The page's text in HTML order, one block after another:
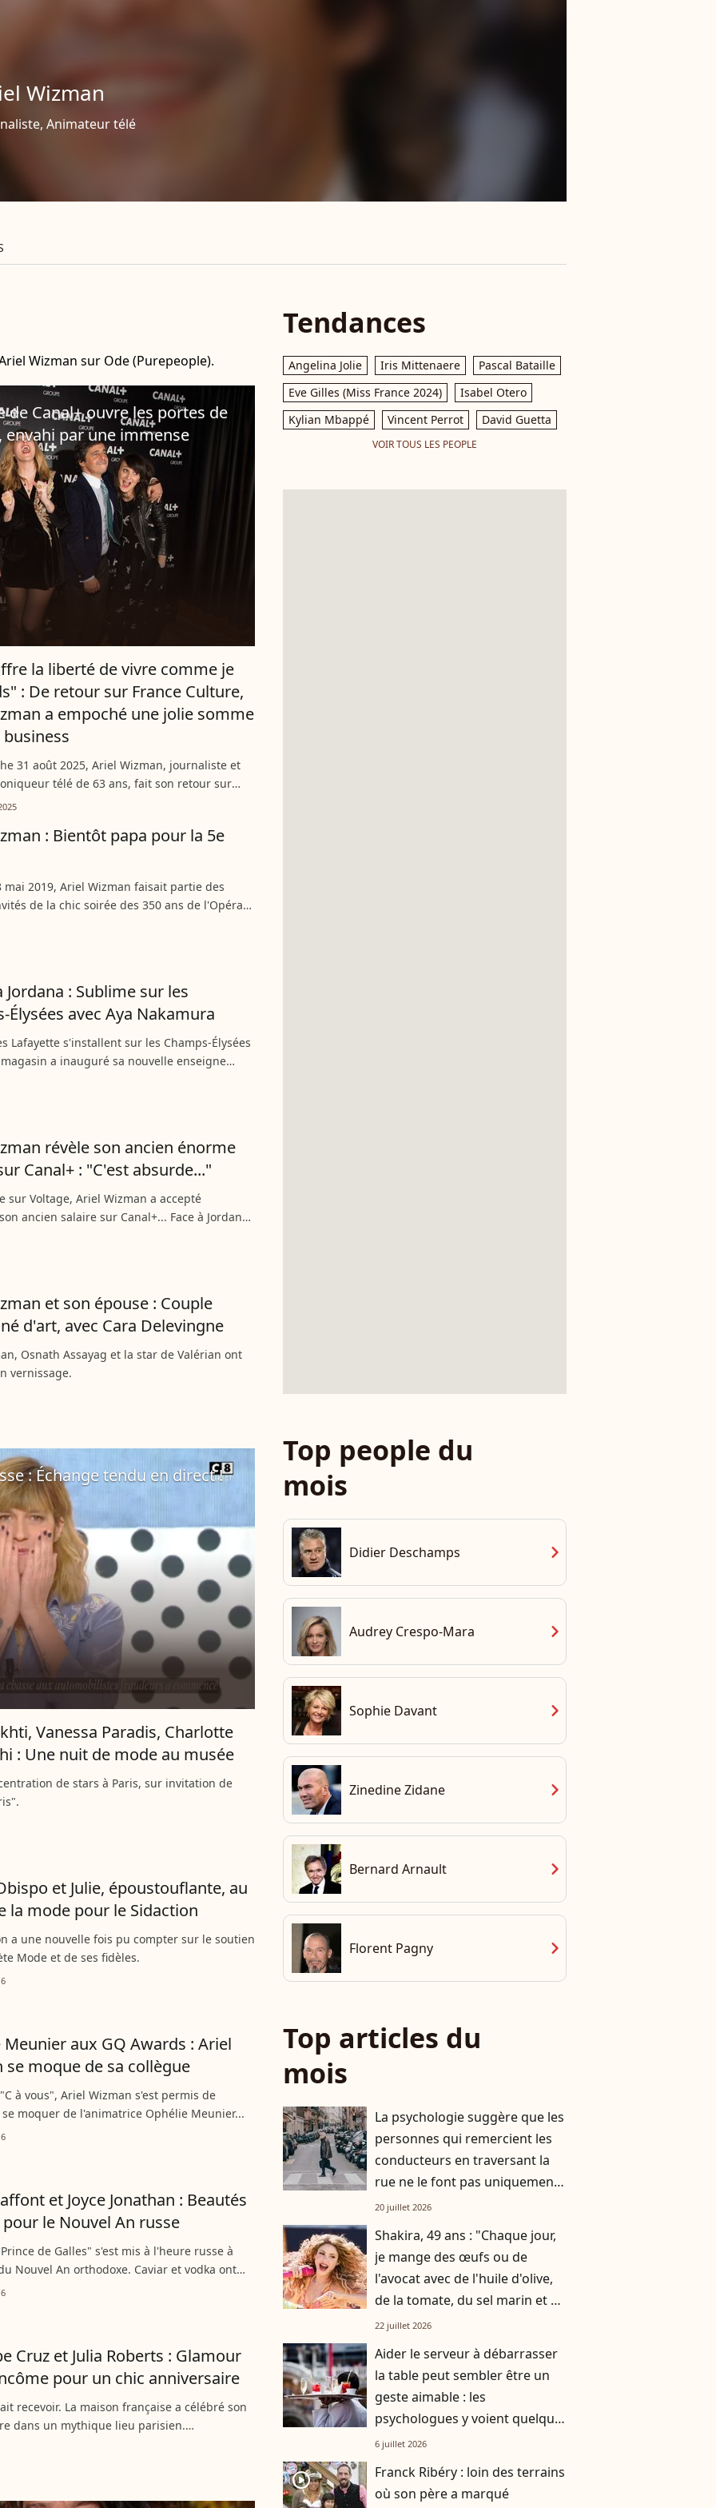
Wizman
Animateur télé
Wizman sur Ode (Purepeople).
Canal+ ouvre les portes de
par une immense
la liberté de vivre comme je
: De retour sur France Culture,
a empoché une jolie somme
business
31 août 2025, Ariel Wizman, journaliste et
télé de 63 ans, fait son retour sur
avec l’émission "Une histoire truculente".
: Bientôt papa pour la 5e
mai 2019, Ariel Wizman faisait partie des
de la chic soirée des 350 ans de l'Opéra
Le touche-à-tout de 56 ans a pris la pose
Jordana : Sublime sur les
Élysées avec Aya Nakamura
Lafayette s'installent sur les Champs-Élysées
a inauguré sa nouvelle enseigne
au rythme des tubes d'Aya Nakamura.
révèle son ancien énorme
Canal+ : "C'est absurde..."
sur Voltage, Ariel Wizman a accepté
ancien salaire sur Canal+... Face à Jordan
journaliste, DJ et chroniqueur n'a pas fait dans
et son épouse : Couple
d'art, avec Cara Delevingne
Osnath Assayag et la star de Valérian ont
vernissage.
: Échange tendu en direct !
Vanessa Paradis, Charlotte
: Une nuit de mode au musée
de stars à Paris, sur invitation de
et Julie, époustouflante, au
la mode pour le Sidaction
a une nouvelle fois pu compter sur le soutien
Mode et de ses fidèles.
Meunier aux GQ Awards : Ariel
se moque de sa collègue
à vous", Ariel Wizman s'est permis de
moquer de l'animatrice Ophélie Meunier...
et Joyce Jonathan : Beautés
pour le Nouvel An russe
de Galles" s'est mis à l'heure russe à
Nouvel An orthodoxe. Caviar et vodka ont
un dîner imaginé par la chef étoilée
Cruz et Julia Roberts : Glamour
pour un chic anniversaire
recevoir. La maison française a célébré son
dans un mythique lieu parisien.
était de la partie et vous emmène dans
Tendances
Angelina Jolie Iris Mittenaere
Pascal Bataille
Eve Gilles (Miss France 2024)
Isabel Otero
Kylian Mbappé
Vincent Perrot David Guetta
VOIR TOUS LES PEOPLE
Top people du
mois
Didier Deschamps chevron_right
Audrey Crespo-Mara chevron_right
Sophie Davant chevron_right
Zinedine Zidane chevron_right
Bernard Arnault chevron_right
Florent Pagny chevron_right
Top articles du
mois
La psychologie suggère que les
personnes qui remercient les
conducteurs en traversant la
rue ne le font pas uniquement
par gratitude
20 juillet 2026
Shakira, 49 ans : "Chaque jour,
je mange des œufs ou de
l'avocat avec de l'huile d'olive,
de la tomate, du sel marin et un
smoothie"
22 juillet 2026
Aider le serveur à débarrasser
la table peut sembler être un
geste aimable : les
psychologues y voient quelque
chose de bien plus profond.
6 juillet 2026
player2
Franck Ribéry : loin des terrains
où son père a marqué